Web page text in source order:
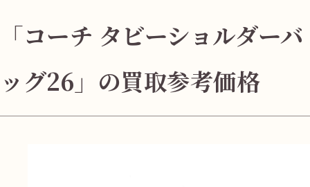
「コーチ タビーショルダーバ
ッグ26」の買取参考価格